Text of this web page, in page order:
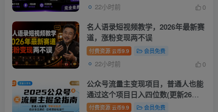
22小时前 0
名人语录短视频教学，2026年最新赛
道，涨粉变现两不误
付费资源 云币9.9 会员免费
22小时前 0
公众号流量主变现项目，普通人也能
通过这个项目日入四位数(更新26年8
月)
付费资源 云币9.9 会员免费